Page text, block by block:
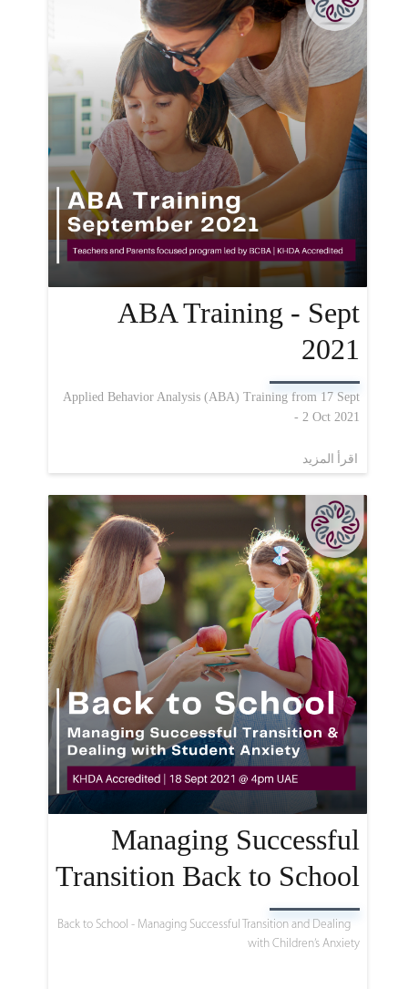
ABA Training - Sept
2021
Applied Behavior Analysis (ABA) Training from 17 Sept
- 2 Oct 2021
اقرأ المزيد
Managing Successful
Transition Back to School
Back to School - Managing Successful Transition and Dealing
with Children’s Anxiety